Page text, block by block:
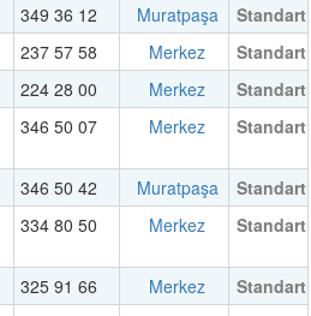
349 36 12 Muratpaşa
Standart
237 57 58 Merkez
Standart
224 28 00 Merkez
Standart
346 50 07 Merkez Standart
346 50 42 Muratpaşa
Standart
334 80 50 Merkez Standart
325 91 66 Merkez
Standart